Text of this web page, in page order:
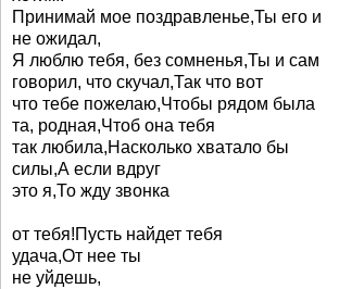
Принимай мое поздравленье,Ты его и
не ожидал,
Я люблю тебя, без сомненья,Ты и сам
говорил, что скучал,Так что вот
что тебе пожелаю,Чтобы рядом была
та, родная,Чтоб она тебя
так любила,Насколько хватало бы
силы,А если вдруг
это я,То жду звонка
от тебя!Пусть найдет тебя
удача,От нее ты
не уйдешь,